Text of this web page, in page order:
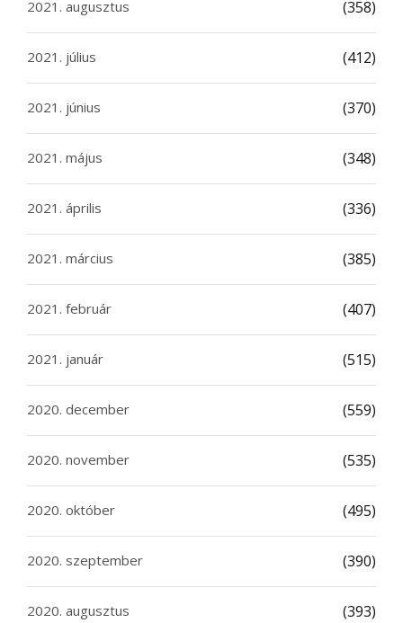
2021. augusztus (358)
2021. július (412)
2021. június (370)
2021. május (348)
2021. április (336)
2021. március (385)
2021. február (407)
2021. január (515)
2020. december (559)
2020. november (535)
2020. október (495)
2020. szeptember (390)
2020. augusztus (393)